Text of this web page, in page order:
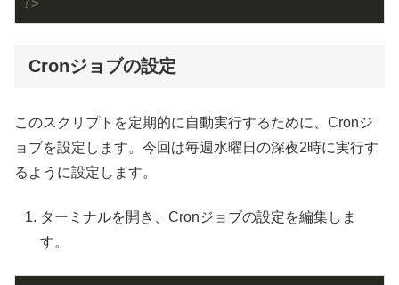
Cronジョブの設定
このスクリプトを定期的に自動実行するために、Cronジ
ョブを設定します。今回は毎週水曜日の深夜2時に実行す
るように設定します。
ターミナルを開き、Cronジョブの設定を編集しま
す。